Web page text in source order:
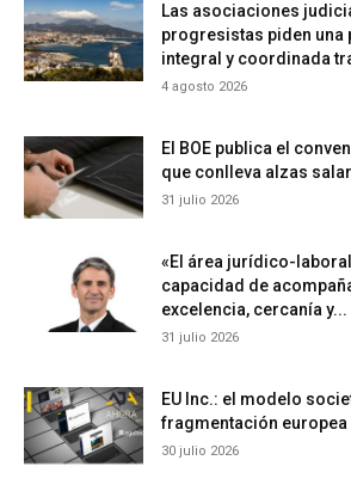
Las asociaciones
progresistas piden
integral y coordinada
4 agosto 2026
El BOE publica el
que conlleva alzas
31 julio 2026
«El área jurídico-
capacidad de
excelencia, cercanía y...
31 julio 2026
EU Inc.: el modelo
fragmentación europea
30 julio 2026